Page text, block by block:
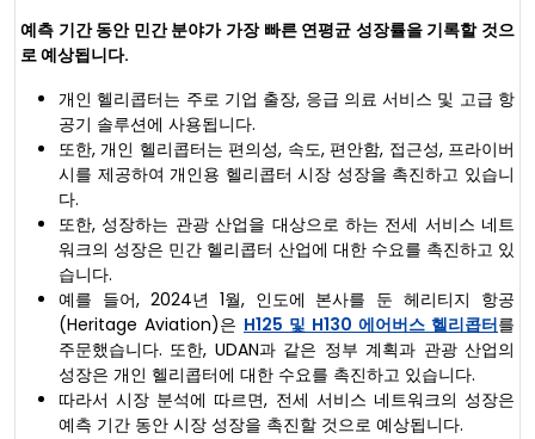
예측 기간 동안 민간 분야가 가장 빠른 연평균 성장률을 기록할 것으
로 예상됩니다.
개인 헬리콥터는 주로 기업 출장, 응급 의료 서비스 및 고급 항
공기 솔루션에 사용됩니다.
또한, 개인 헬리콥터는 편의성, 속도, 편안함, 접근성, 프라이버
시를 제공하여 개인용 헬리콥터 시장 성장을 촉진하고 있습니
다.
또한, 성장하는 관광 산업을 대상으로 하는 전세 서비스 네트
워크의 성장은 민간 헬리콥터 산업에 대한 수요를 촉진하고 있
습니다.
예를 들어, 2024년 1월, 인도에 본사를 둔 헤리티지 항공
(Heritage Aviation)은 H125 및 H130 에어버스 헬리콥터를
주문했습니다. 또한, UDAN과 같은 정부 계획과 관광 산업의
성장은 개인 헬리콥터에 대한 수요를 촉진하고 있습니다.
따라서 시장 분석에 따르면, 전세 서비스 네트워크의 성장은
예측 기간 동안 시장 성장을 촉진할 것으로 예상됩니다.